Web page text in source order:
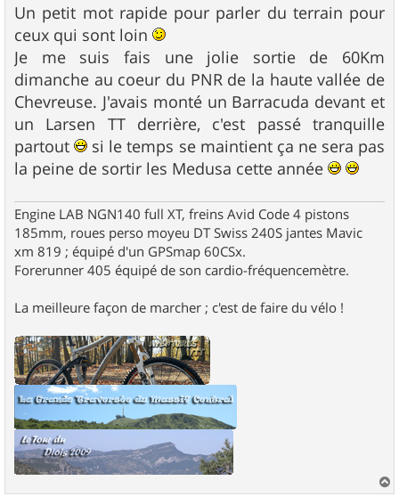
s
s
a
g
e
Un petit mot rapide pour parler du terrain pour
ceux qui sont loin
Je me suis fais une jolie sortie de 60Km
dimanche au coeur du PNR de la haute vallée de
Chevreuse. J'avais monté un Barracuda devant et
un Larsen TT derrière, c'est passé tranquille
partout
si le temps se maintient ça ne sera pas
la peine de sortir les Medusa cette année
Engine LAB NGN140 full XT, freins Avid Code 4 pistons
185mm, roues perso moyeu DT Swiss 240S jantes Mavic
xm 819 ; équipé d'un GPSmap 60CSx.
Forerunner 405 équipé de son cardio-fréquencemètre.
La meilleure façon de marcher ; c'est de faire du vélo !